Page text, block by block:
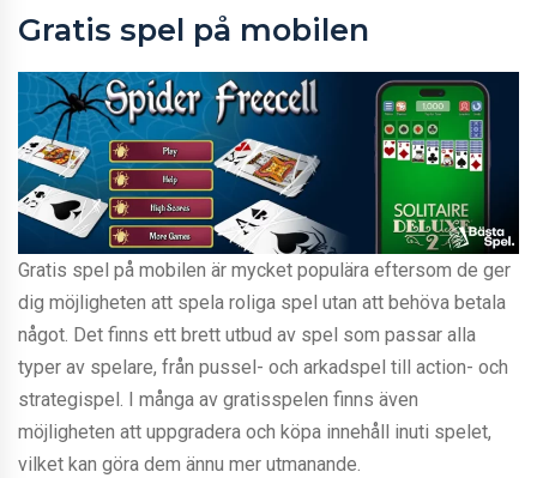
Gratis spel på mobilen
Gratis spel på mobilen är mycket populära eftersom de ger
dig möjligheten att spela roliga spel utan att behöva betala
något. Det finns ett brett utbud av spel som passar alla
typer av spelare, från pussel- och arkadspel till action- och
strategispel. I många av gratisspelen finns även
möjligheten att uppgradera och köpa innehåll inuti spelet,
vilket kan göra dem ännu mer utmanande.